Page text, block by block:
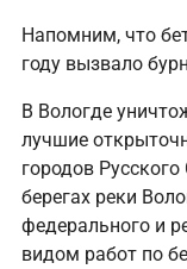
Напомним, что
году вызвало
В Вологде
лучшие
городов
берегах реки
федерального и
видом работ по